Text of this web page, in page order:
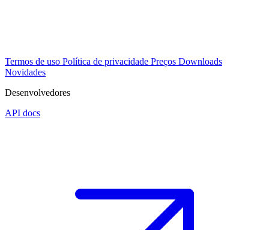
Termos de uso Política de privacidade Preços Downloads
Novidades
Desenvolvedores
API docs